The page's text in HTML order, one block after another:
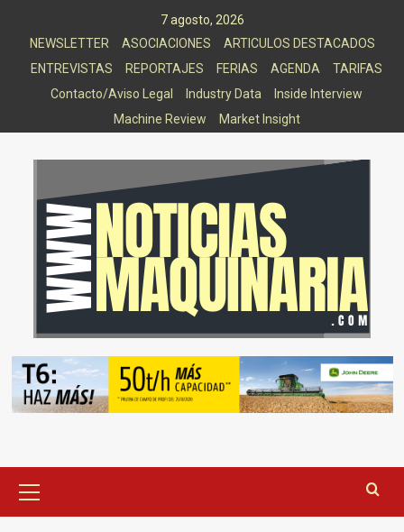
7 agosto, 2026
NEWSLETTER
ASOCIACIONES
ARTICULOS DESTACADOS
ENTREVISTAS
REPORTAJES FERIAS AGENDA
TARIFAS
Contacto/Aviso Legal
Industry Data
Inside Interview
Machine Review
Market Insight
principal